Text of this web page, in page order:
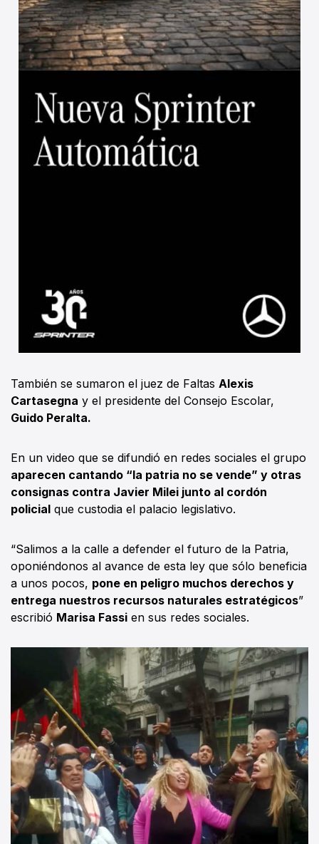
También se sumaron el juez de Faltas Alexis
Cartasegna y el presidente del Consejo Escolar,
Guido Peralta.
En un video que se difundió en redes sociales el grupo
aparecen cantando “la patria no se vende” y otras
consignas contra Javier Milei junto al cordón
policial que custodia el palacio legislativo.
“Salimos a la calle a defender el futuro de la Patria,
oponiéndonos al avance de esta ley que sólo beneficia
a unos pocos, pone en peligro muchos derechos y
entrega nuestros recursos naturales estratégicos”
escribió Marisa Fassi en sus redes sociales.